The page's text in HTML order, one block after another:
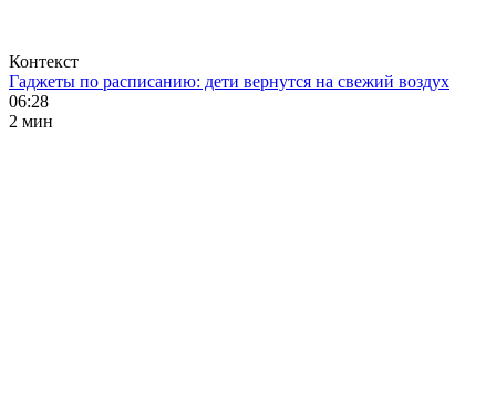
Контекст
Гаджеты по расписанию: дети вернутся на свежий воздух
06:28
2 мин